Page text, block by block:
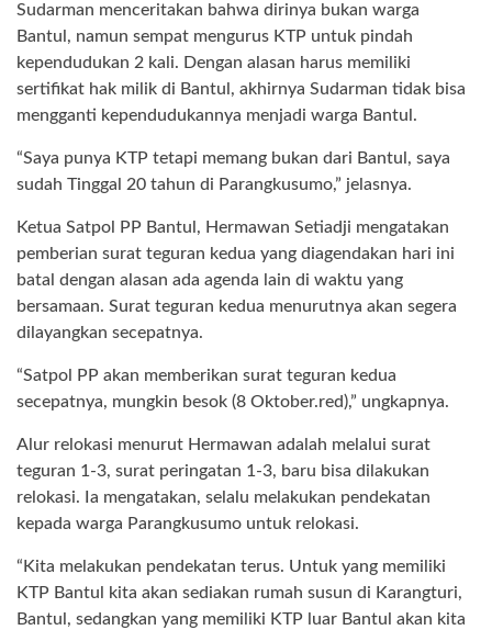
Sudarman menceritakan bahwa dirinya bukan warga
Bantul, namun sempat mengurus KTP untuk pindah
kependudukan 2 kali. Dengan alasan harus memiliki
sertifikat hak milik di Bantul, akhirnya Sudarman tidak bisa
mengganti kependudukannya menjadi warga Bantul.
“Saya punya KTP tetapi memang bukan dari Bantul, saya
sudah Tinggal 20 tahun di Parangkusumo,” jelasnya.
Ketua Satpol PP Bantul, Hermawan Setiadji mengatakan
pemberian surat teguran kedua yang diagendakan hari ini
batal dengan alasan ada agenda lain di waktu yang
bersamaan. Surat teguran kedua menurutnya akan segera
dilayangkan secepatnya.
“Satpol PP akan memberikan surat teguran kedua
secepatnya, mungkin besok (8 Oktober.red),” ungkapnya.
Alur relokasi menurut Hermawan adalah melalui surat
teguran 1-3, surat peringatan 1-3, baru bisa dilakukan
relokasi. Ia mengatakan, selalu melakukan pendekatan
kepada warga Parangkusumo untuk relokasi.
“Kita melakukan pendekatan terus. Untuk yang memiliki
KTP Bantul kita akan sediakan rumah susun di Karangturi,
Bantul, sedangkan yang memiliki KTP luar Bantul akan kita